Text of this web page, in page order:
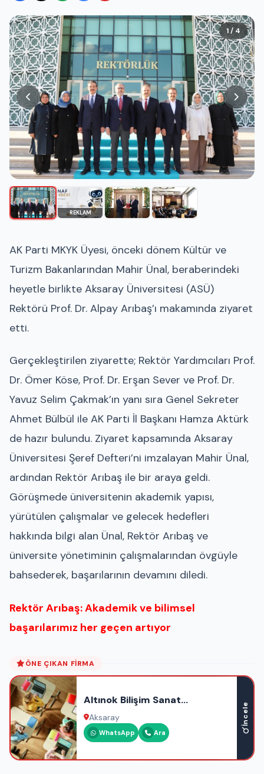
1 / 4
REKLAM
AK Parti MKYK Üyesi, önceki dönem Kültür ve
Turizm Bakanlarından Mahir Ünal, beraberindeki
heyetle birlikte Aksaray Üniversitesi (ASÜ)
Rektörü Prof. Dr. Alpay Arıbaş’ı makamında ziyaret
etti.
Gerçekleştirilen ziyarette; Rektör Yardımcıları Prof.
Dr. Ömer Köse, Prof. Dr. Erşan Sever ve Prof. Dr.
Yavuz Selim Çakmak’ın yanı sıra Genel Sekreter
Ahmet Bülbül ile AK Parti İl Başkanı Hamza Aktürk
de hazır bulundu. Ziyaret kapsamında Aksaray
Üniversitesi Şeref Defteri’ni imzalayan Mahir Ünal,
ardından Rektör Arıbaş ile bir araya geldi.
Görüşmede üniversitenin akademik yapısı,
yürütülen çalışmalar ve gelecek hedefleri
hakkında bilgi alan Ünal, Rektör Arıbaş ve
üniversite yönetiminin çalışmalarından övgüyle
bahsederek, başarılarının devamını diledi.
Rektör Arıbaş: Akademik ve bilimsel
başarılarımız her geçen artıyor
ÖNE ÇIKAN FIRMA
Altınok Bilişim Sanat
Akademisi
Aksaray
WhatsApp Ara
İncele